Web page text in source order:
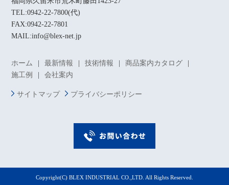
TEL:0942-22-7800(代)
FAX:0942-22-7801
MAIL:info@blex-net.jp
ホーム 最新情報 技術情報
商品案内カタログ
施工例
会社案内
サイトマップ プライバシーポリシー
Copyright(C) BLEX INDUSTRIAL CO.,LTD. All Rights Reserved.